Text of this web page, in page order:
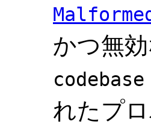
かつ無
codebase
れたプ